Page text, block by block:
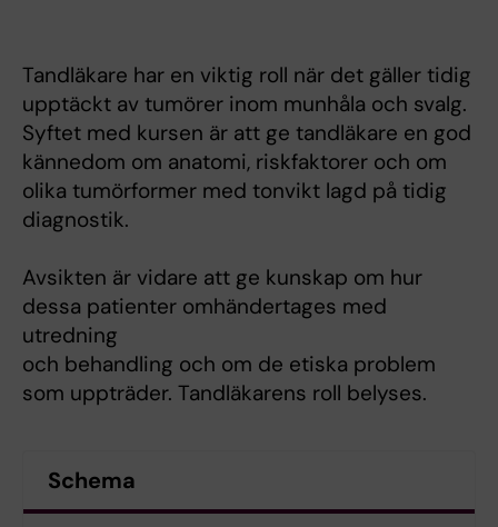
Tandläkare har en viktig roll när det gäller tidig
upptäckt av tumörer inom munhåla och svalg.
Syftet med kursen är att ge tandläkare en god
kännedom om anatomi, riskfaktorer och om
olika tumörformer med tonvikt lagd på tidig
diagnostik.
Avsikten är vidare att ge kunskap om hur
dessa patienter omhändertages med
utredning
och behandling och om de etiska problem
som uppträder. Tandläkarens roll belyses.
Schema